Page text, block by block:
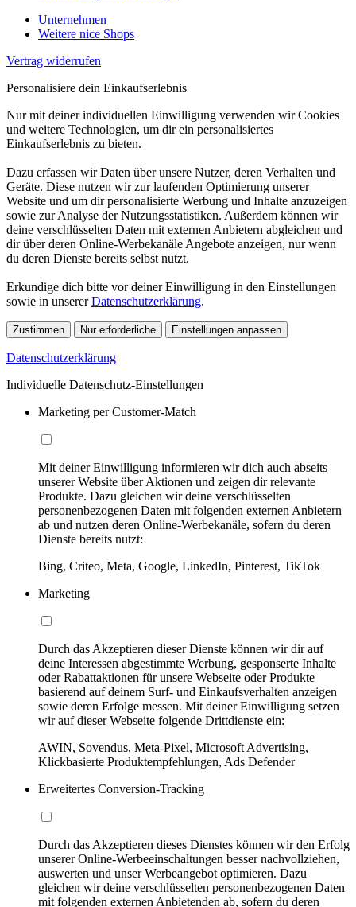
Unternehmen
Weitere nice Shops
Vertrag widerrufen
Personalisiere dein Einkaufserlebnis
Nur mit deiner individuellen Einwilligung verwenden wir Cookies
und weitere Technologien, um dir ein personalisiertes
Einkaufserlebnis zu bieten.
Dazu erfassen wir Daten über unsere Nutzer, deren Verhalten und
Geräte. Diese nutzen wir zur laufenden Optimierung unserer
Website und um dir personalisierte Werbung und Inhalte anzuzeigen
sowie zur Analyse der Nutzungsstatistiken. Außerdem können wir
deine verschlüsselten Daten mit externen Anbietern abgleichen und
dir über deren Online-Werbekanäle Angebote anzeigen, nur wenn
du deren Dienste bereits selbst nutzt.
Erkundige dich bitte vor deiner Einwilligung in den Einstellungen
sowie in unsererDatenschutzerklärung.
Zustimmen Nur erforderliche Einstellungen anpassen
Datenschutzerklärung
Individuelle Datenschutz-Einstellungen
Marketing per Customer-Match
Mit deiner Einwilligung informieren wir dich auch abseits
unserer Website über Aktionen und zeigen dir relevante
Produkte. Dazu gleichen wir deine verschlüsselten
personenbezogenen Daten mit folgenden externen Anbietern
ab und nutzen deren Online-Werbekanäle, sofern du deren
Dienste bereits nutzt:
Bing, Criteo, Meta, Google, LinkedIn, Pinterest, TikTok
Marketing
Durch das Akzeptieren dieser Dienste können wir dir auf
deine Interessen abgestimmte Werbung, gesponserte Inhalte
oder Rabattaktionen für unsere Webseite oder Produkte
basierend auf deinem Surf- und Einkaufsverhalten anzeigen
sowie deren Erfolge messen. Mit deiner Einwilligung setzen
wir auf dieser Webseite folgende Drittdienste ein:
AWIN, Sovendus, Meta-Pixel, Microsoft Advertising,
Klickbasierte Produktempfehlungen, Ads Defender
Erweitertes Conversion-Tracking
Durch das Akzeptieren dieses Dienstes können wir den Erfolg
unserer Online-Werbeeinschaltungen besser nachvollziehen,
auswerten und unser Werbeangebot optimieren. Dazu
gleichen wir deine verschlüsselten personenbezogenen Daten
mit folgenden externen Anbietenden ab, sofern du deren